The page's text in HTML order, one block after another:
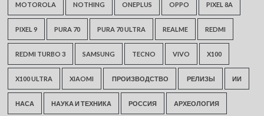
MOTOROLA NOTHING ONEPLUS OPPO PIXEL 8A
PIXEL 9 PURA 70 PURA 70 ULTRA REALME REDMI
REDMI TURBO 3 SAMSUNG TECNO VIVO X100
X100 ULTRA XIAOMI ПРОИЗВОДСТВО РЕЛИЗЫ ИИ
НАСА НАУКА И ТЕХНИКА РОССИЯ АРХЕОЛОГИЯ